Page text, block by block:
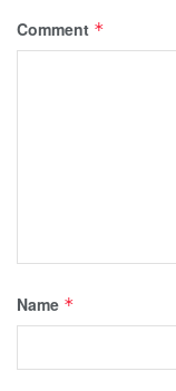
Comment *
Name *